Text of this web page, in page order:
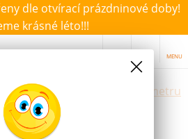
dle otvírací prázdninové doby!
krásné léto!!!
MENU
hraček dle zvoleného parametru
6 barev 100g